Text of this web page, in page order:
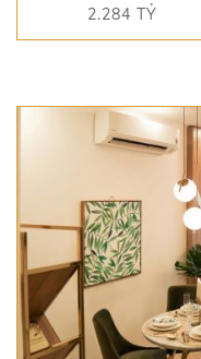
2.284 TỶ